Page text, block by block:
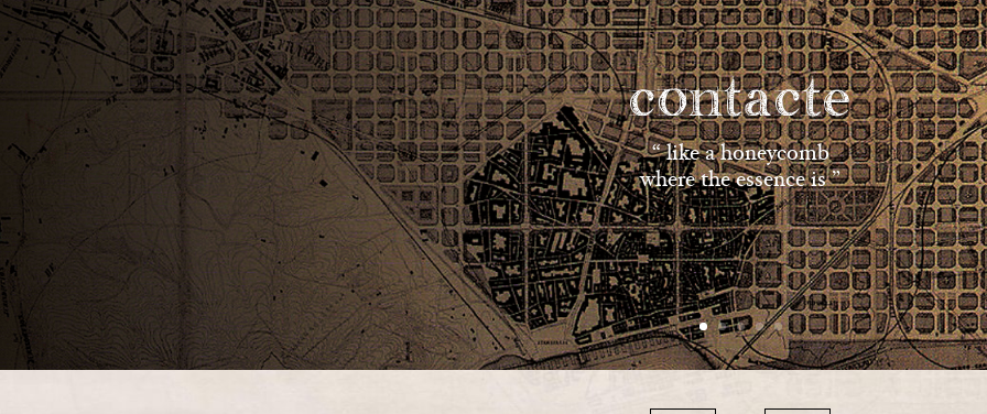
contacte
“ like a honeycomb
where the essence is ”